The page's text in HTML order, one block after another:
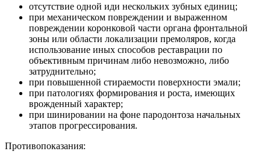
отсутствие одной иди нескольких зубных единиц;
при механическом повреждении и выраженном
повреждении коронковой части органа фронтальной
зоны или области локализации премоляров, когда
использование иных способов реставрации по
объективным причинам либо невозможно, либо
затруднительно;
при повышенной стираемости поверхности эмали;
при патологиях формирования и роста, имеющих
врожденный характер;
при шинировании на фоне пародонтоза начальных
этапов прогрессирования.
Противопоказания: